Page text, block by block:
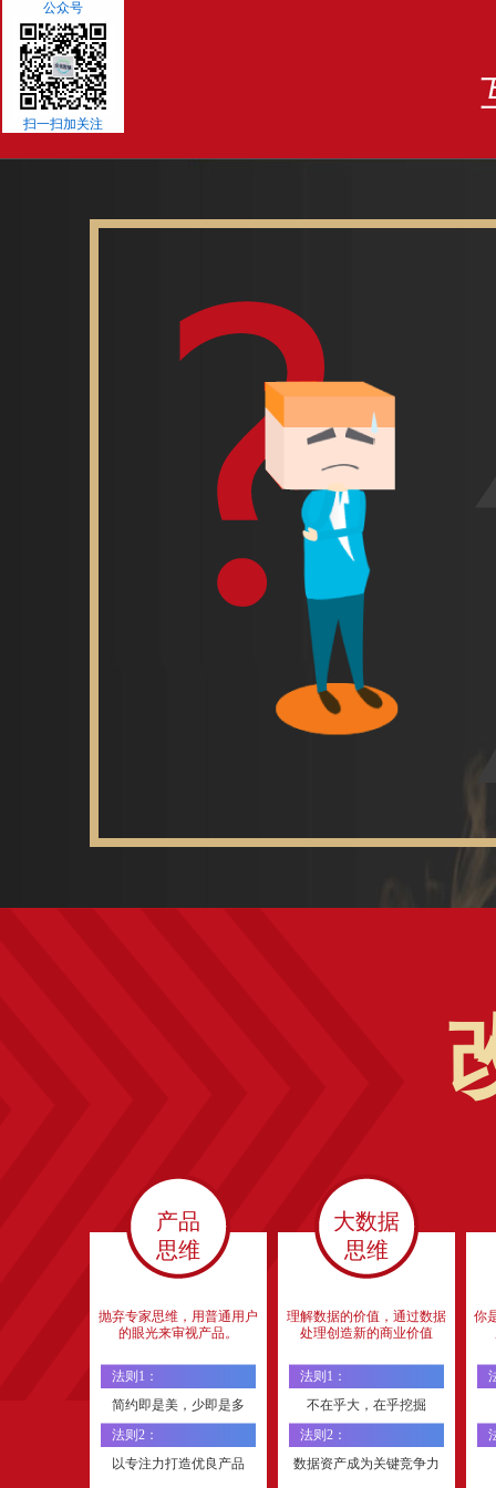
产品
思维
抛弃专家思维，用普通用户
的眼光来审视产品。
法则1：
简约即是美，少即是多
法则2：
以专注力打造优良产品
大数据
思维
理解数据的价值，通过数据
处理创造新的商业价值
法则1：
不在乎大，在乎挖掘
法则2：
数据资产成为关键竞争力
你
公众号
扫一扫加关注